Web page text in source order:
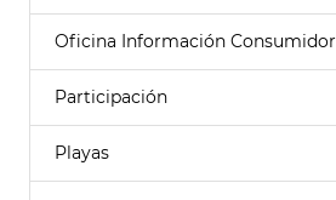
Oficina Información Consumidor
Participación
Playas